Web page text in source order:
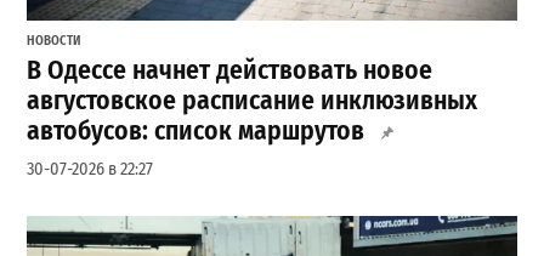
НОВОСТИ
В Одессе начнет действовать новое
августовское расписание инклюзивных
автобусов: список маршрутов
30-07-2026 в 22:27